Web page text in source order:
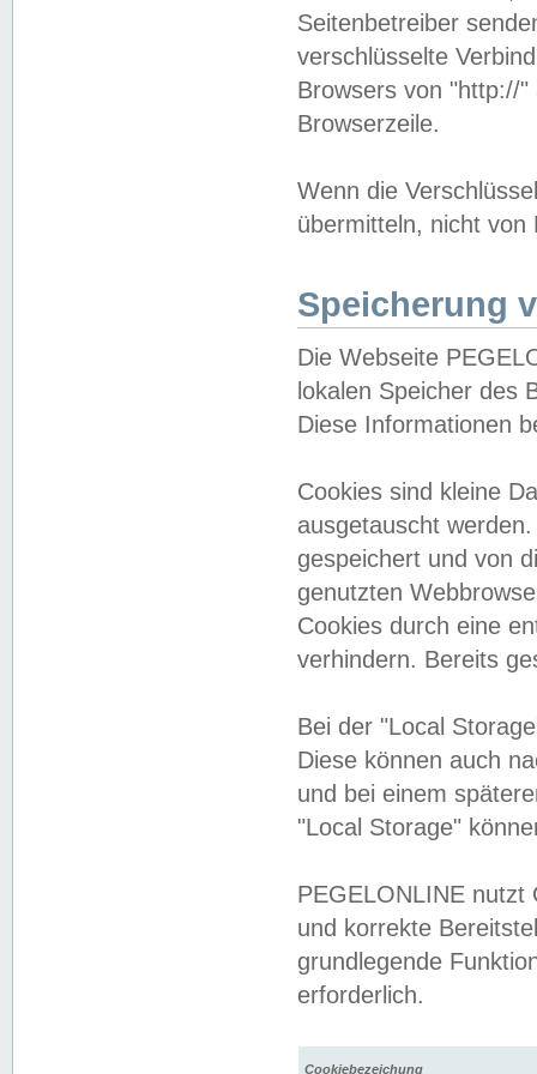
Seitenbetreiber
verschlüsselte
Browsers von "http://
Browserzeile.
Wenn die
übermitteln, nicht von
Speicherung
Die Webseite
lokalen Speicher des
Diese Informationen
Cookies sind kleine
ausgetauscht
gespeichert und von
genutzten
Cookies durch eine
verhindern. Bereits
Bei der "Local
Diese können auch
und bei einem
"Local Storage"
PEGELONLINE nutzt
und korrekte
grundlegende
erforderlich.
Cookiebezeichung